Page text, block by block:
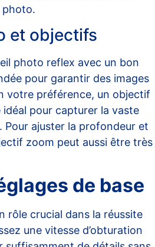
photo.
et objectifs
photo reflex avec un bon
pour garantir des images
votre préférence, un objectif
pour capturer la vaste
Pour ajuster la profondeur et
zoom peut aussi être très
de base
rôle crucial dans la réussite
une vitesse d’obturation